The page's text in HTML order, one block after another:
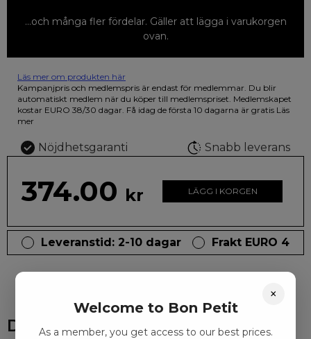
...och många fler fördelar. Gäller att lägga i varukorgen
ovan.
Läs mer om produkten här
12 färgpennor som du kan färglägga dina teckningar med. På
illustrationen på den vackra askan finns fjärilar i vilda fluorescerande
färger.
Kampanjpris och medlemspris är endast för medlemmar. Du blir
automatiskt medlem när du köper till medlemspriset. Medlemskapet
kostar EURO 38/30 dagar. Få idag de första 10 dagarna är gratis Läs
mer
Nöjdhetsgaranti Snabb leverans
374.00 kr LÄGG I KORGEN
Leveranstid: 2-10 dagar Frakt EURO 4
Du kanske också gillar
×
Welcome to Bon Petit
As a member, you get access to our best prices.